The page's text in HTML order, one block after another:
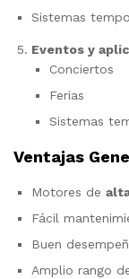
Sistemas
Eventos y
Conciertos
Ferias
Sistemas
Ventajas
Motores de
Fácil
Buen
Amplio rango